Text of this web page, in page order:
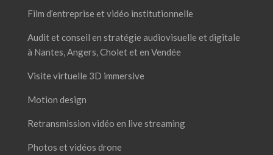
Film d’entreprise et vidéo institutionnelle
Audit et conseil en stratégie audiovisuelle et digitale
à Nantes, Angers, Cholet et en Vendée
Visite virtuelle 3D immersive
Motion design
Retransmission vidéo en live streaming
Photos et vidéos drone